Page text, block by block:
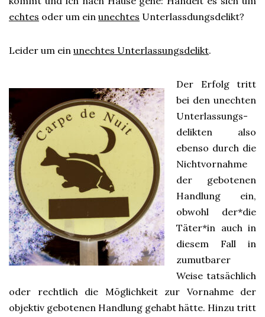
echtes oder um ein unechtes Unterlassdungsdelikt?
Leider um ein unechtes Unterlassungsdelikt.
Der Erfolg tritt
bei den unechten
Unterlassungs-
delikten also
ebenso durch die
Nichtvornahme
der gebotenen
Handlung ein,
obwohl der*die
Täter*in auch in
diesem Fall in
zumutbarer
Weise tatsächlich
oder rechtlich die Möglichkeit zur Vornahme der
objektiv gebotenen Handlung gehabt hätte. Hinzu tritt